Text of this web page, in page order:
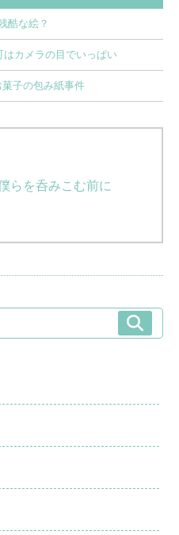
酷な絵？
カメラの目でいっぱい
子の包み紙事件
らを呑みこむ前に